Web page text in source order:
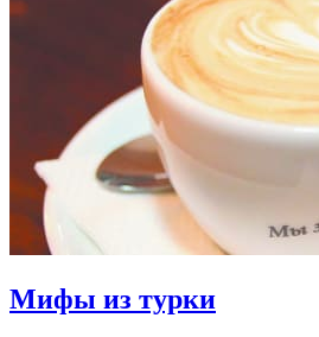
Мифы из турки